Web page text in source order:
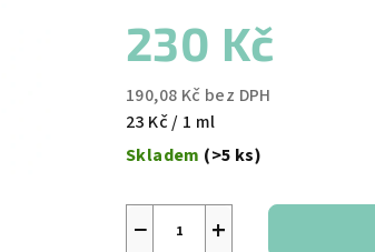
230 Kč
190,08 Kč bez DPH
Měrná
cena:
23 Kč / 1 ml
Skladem (>5 ks)
+
−